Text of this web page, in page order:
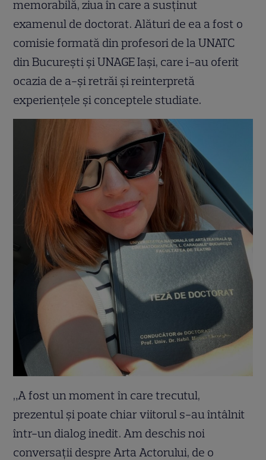
memorabilă, ziua în care a susținut
examenul de doctorat. Alături de ea a fost o
comisie formată din profesori de la UNATC
din București și UNAGE Iași, care i-au oferit
ocazia de a-și retrăi și reinterpretă
experiențele și conceptele studiate.
„A fost un moment în care trecutul,
prezentul și poate chiar viitorul s-au întâlnit
într-un dialog inedit. Am deschis noi
conversații despre Arta Actorului, de o